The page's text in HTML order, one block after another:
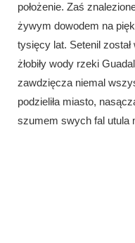
położenie. Zaś
żywym dowodem na
tysięcy lat. Setenil
żłobiły wody rzeki
zawdzięcza niemal
podzieliła miasto,
szumem swych fal utula